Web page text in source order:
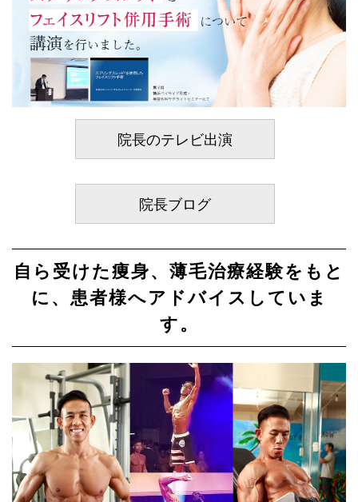
院長のテレビ出演
院長ブログ
自ら受けた痩身、薄毛治療経験をもと
に、 患者様へアドバイスしていま
す。